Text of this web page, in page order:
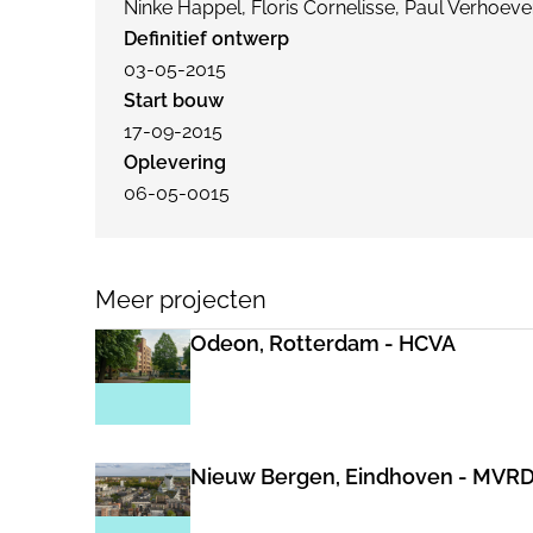
Ninke Happel, Floris Cornelisse, Paul
Definitief ontwerp
03-05-2015
Start bouw
17-09-2015
Oplevering
06-05-0015
Meer projecten
Odeon, Rotterdam - HCVA
Nieuw Bergen, Eindhoven -